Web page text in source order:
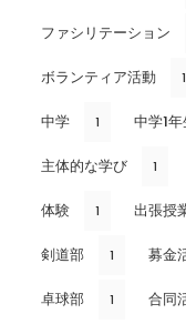
ファシリテーション
ボランティア活動 1
中学 1 中学1
主体的な学び 1
体験 1 出張授
剣道部 1 募金
卓球部 1 合同